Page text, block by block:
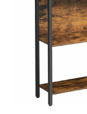
metalic,
24x158x166cm,
industrial,